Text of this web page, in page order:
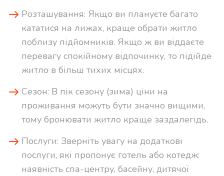
Розташування: Якщо ви плануєте багато
кататися на лижах, краще обрати житло
поблизу підйомників. Якщо ж ви віддаєте
перевагу спокійному відпочинку, то підійде
житло в більш тихих місцях.
Сезон: В пік сезону (зима) ціни на
проживання можуть бути значно вищими,
тому бронювати житло краще заздалегідь.
Послуги: Зверніть увагу на додаткові
послуги, які пропонує готель або котедж:
наявність спа-центру, басейну, дитячої